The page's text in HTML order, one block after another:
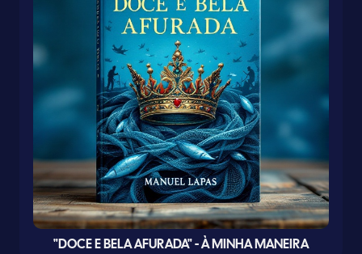
"DOCE E BELA AFURADA" - À MINHA MANEIRA